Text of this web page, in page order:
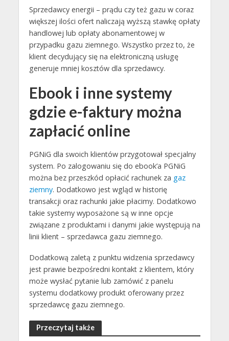
Sprzedawcy energii – prądu czy też gazu w coraz
większej ilości ofert naliczają wyższą stawkę opłaty
handlowej lub opłaty abonamentowej w
przypadku gazu ziemnego. Wszystko przez to, że
klient decydujący się na elektroniczną usługę
generuje mniej kosztów dla sprzedawcy.
Ebook i inne systemy
gdzie e-faktury można
zapłacić online
PGNiG dla swoich klientów przygotował specjalny
system. Po zalogowaniu się do ebook’a PGNiG
można bez przeszkód opłacić rachunek za gaz
ziemny. Dodatkowo jest wgląd w historię
transakcji oraz rachunki jakie płacimy. Dodatkowo
takie systemy wyposażone są w inne opcje
związane z produktami i danymi jakie występują na
linii klient – sprzedawca gazu ziemnego.
Dodatkową zaletą z punktu widzenia sprzedawcy
jest prawie bezpośredni kontakt z klientem, który
może wysłać pytanie lub zamówić z panelu
systemu dodatkowy produkt oferowany przez
sprzedawcę gazu ziemnego.
Przeczytaj także